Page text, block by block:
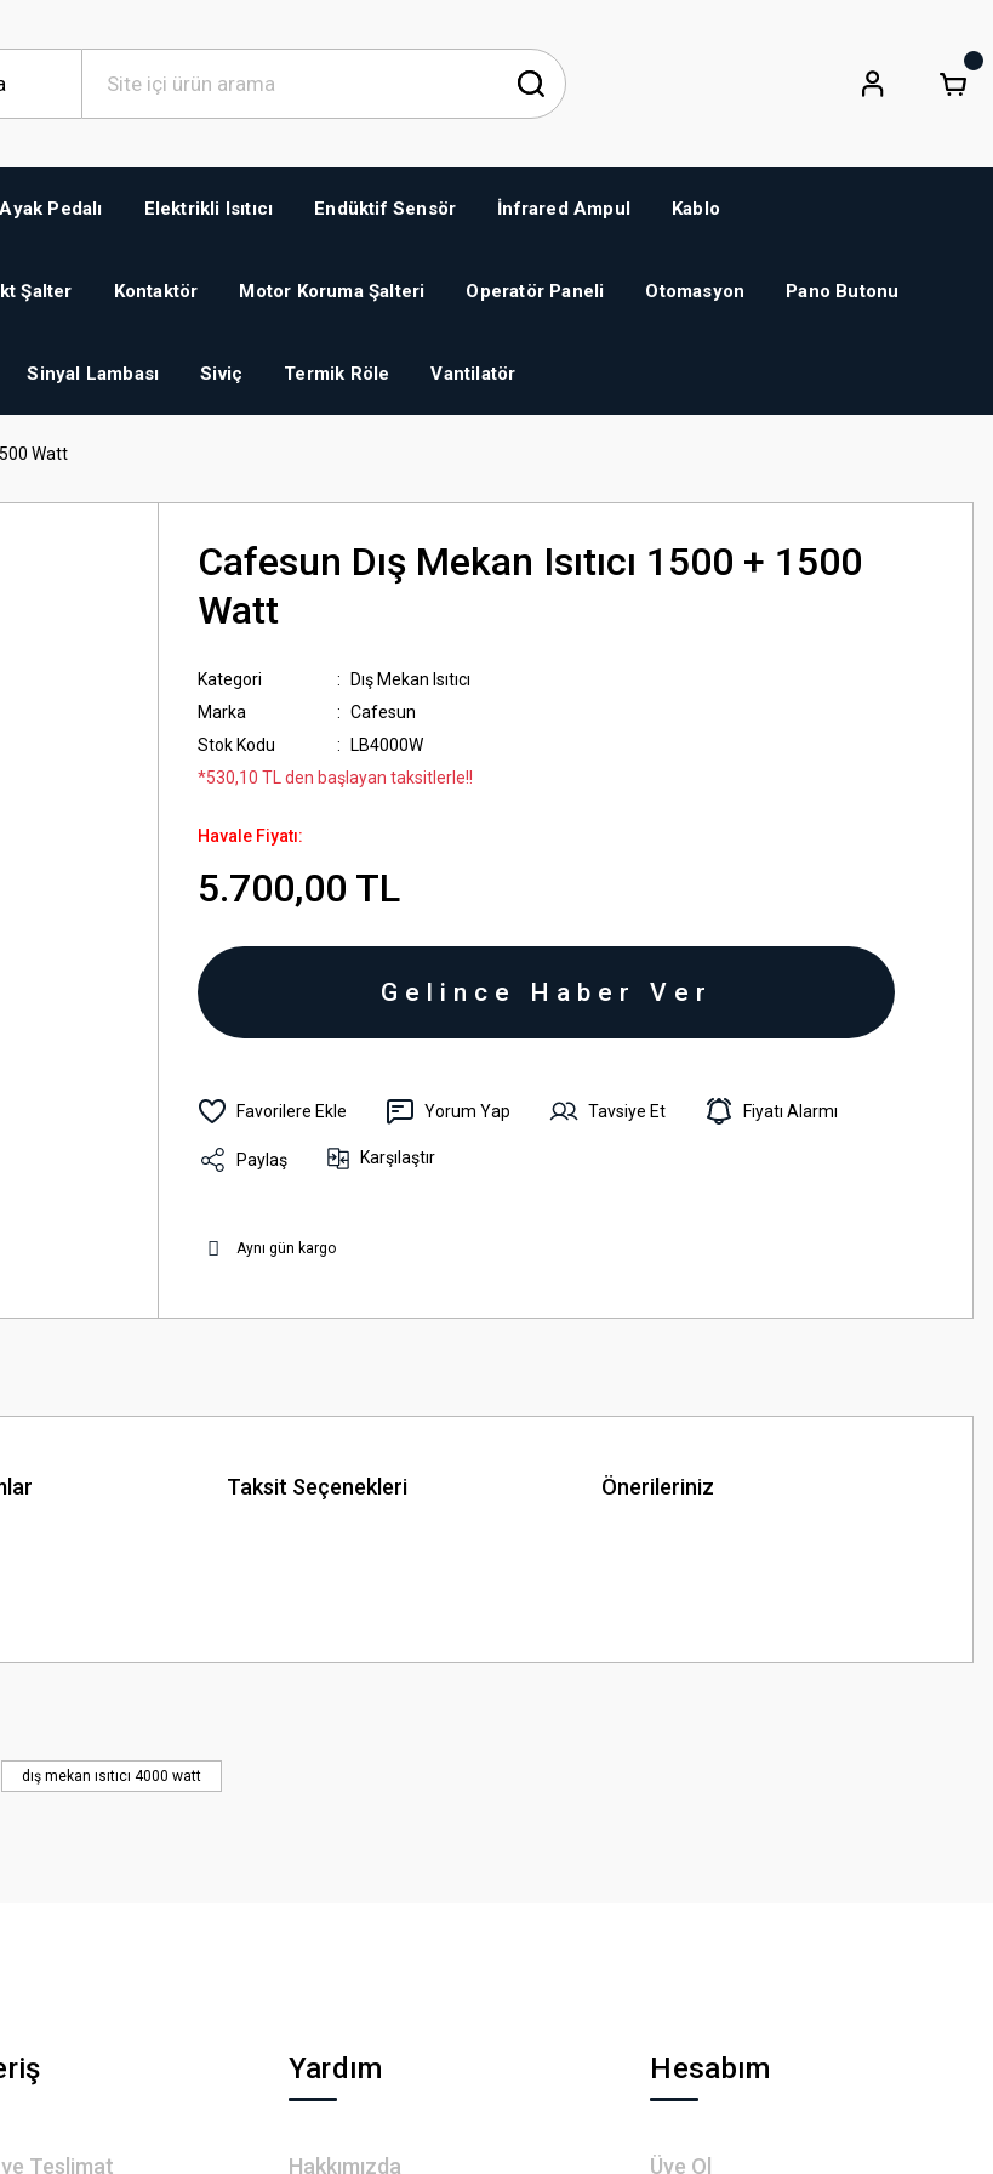
Pedalı Elektrikli Isıtıcı Endüktif Sensör İnfrared Ampul Kablo
Şalter Kontaktör Motor Koruma Şalteri Operatör Paneli Otomasyon Pano Butonu
Sinyal Lambası Siviç Termik Röle Vantilatör
Watt
Cafesun Dış Mekan Isıtıcı 1500 + 1500
Watt
Kategori
Dış Mekan Isıtıcı
Marka
Cafesun
Stok Kodu
LB4000W
*530,10 TL den başlayan taksitlerle!!
Havale Fiyatı:
5.700,00 TL
Gelince Haber Ver
Yorum Yap Tavsiye Et Fiyatı Alarmı
Paylaş Karşılaştır
Aynı gün kargo
Taksit Seçenekleri Önerileriniz
dış mekan ısıtıcı 4000 watt
Teslimat
Yardım
Hakkımızda
Hesabım
Üye Ol